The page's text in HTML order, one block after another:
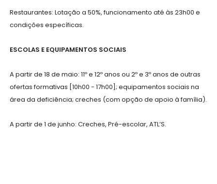
Restaurantes: Lotação a 50%, funcionamento até às 23h00 e
condições específicas.
ESCOLAS E EQUIPAMENTOS SOCIAIS
A partir de 18 de maio: 11º e 12º anos ou 2º e 3º anos de outras
ofertas formativas [10h00 - 17h00]; equipamentos sociais na
área da deficiência; creches (com opção de apoio à família).
A partir de 1 de junho: Creches, Pré-escolar, ATL’S.